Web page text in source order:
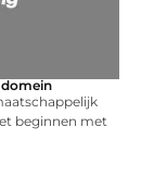
beginnen met